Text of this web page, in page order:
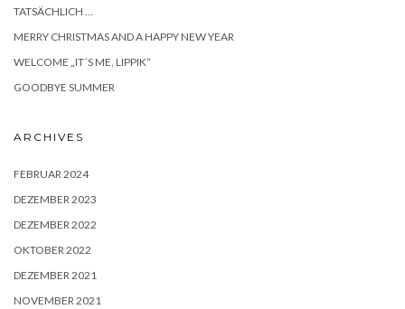
TATSÄCHLICH …
MERRY CHRISTMAS AND A HAPPY NEW YEAR
WELCOME „IT´S ME, LIPPIK“
GOODBYE SUMMER
ARCHIVES
FEBRUAR 2024
DEZEMBER 2023
DEZEMBER 2022
OKTOBER 2022
DEZEMBER 2021
NOVEMBER 2021